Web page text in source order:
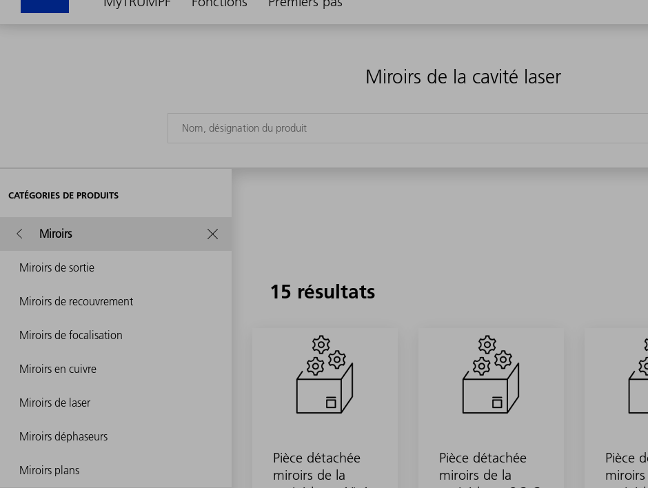
Miroirs de la cavité laser
CATÉGORIES DE PRODUITS
Miroirs
Miroirs de sortie
Miroirs de recouvrement
Miroirs de focalisation
Miroirs en cuivre
Miroirs de laser
Miroirs déphaseurs
Miroirs plans
15 résultats
Pièce détachée
miroirs de la
Pièce détachée
miroirs de la
Pièce